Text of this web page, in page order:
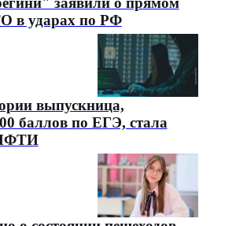
в ударах по РФ
выпускница,
баллов по ЕГЭ, стала